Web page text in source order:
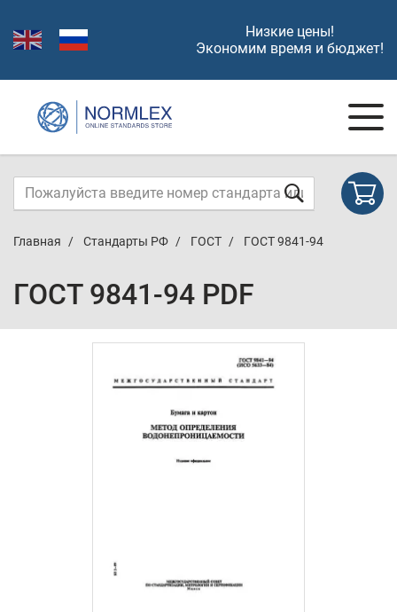
Низкие цены!
Экономим время и бюджет!
Главная Стандарты РФ ГОСТ ГОСТ 9841-94
ГОСТ 9841-94 PDF